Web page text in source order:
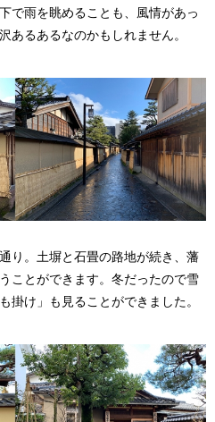
で雨を眺めることも、風情があっ
あるあるなのかもしれません。
り。土塀と石畳の路地が続き、藩
ことができます。冬だったので雪
掛け」も見ることができました。